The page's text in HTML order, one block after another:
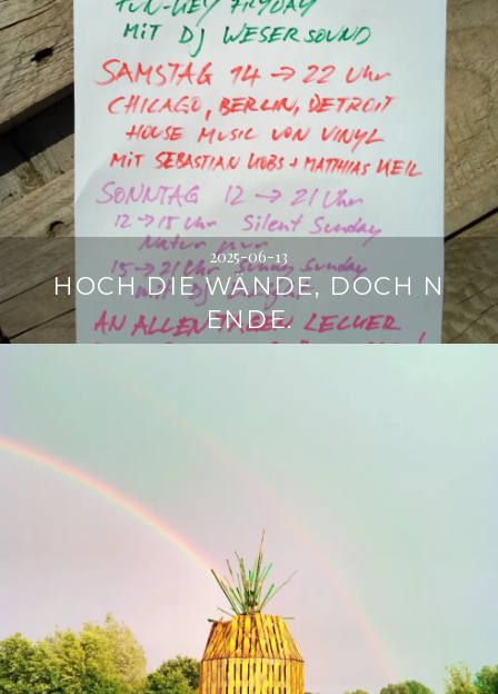
2025-06-13
HOCH DIE WÄNDE, DOCH N
ENDE.